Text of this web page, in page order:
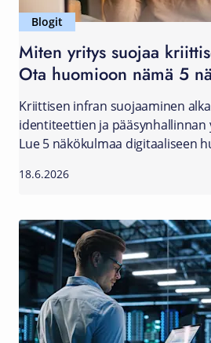
Blogit
Miten yritys suojaa
Ota huomioon nämä 5
Kriittisen infran suojaaminen
identiteettien ja pääsynhallinnan
Lue 5 näkökulmaa digitaaliseen
18.6.2026